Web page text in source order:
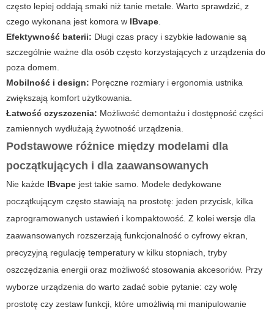
często lepiej oddają smaki niż tanie metale. Warto sprawdzić, z
czego wykonana jest komora w IBvape.
Efektywność baterii: Długi czas pracy i szybkie ładowanie są
szczególnie ważne dla osób często korzystających z urządzenia do
poza domem.
Mobilność i design: Poręczne rozmiary i ergonomia ustnika
zwiększają komfort użytkowania.
Łatwość czyszczenia: Możliwość demontażu i dostępność części
zamiennych wydłużają żywotność urządzenia.
Podstawowe różnice między modelami dla
początkujących i dla zaawansowanych
Nie każde IBvape jest takie samo. Modele dedykowane
początkującym często stawiają na prostotę: jeden przycisk, kilka
zaprogramowanych ustawień i kompaktowość. Z kolei wersje dla
zaawansowanych rozszerzają funkcjonalność o cyfrowy ekran,
precyzyjną regulację temperatury w kilku stopniach, tryby
oszczędzania energii oraz możliwość stosowania akcesoriów. Przy
wyborze urządzenia do warto zadać sobie pytanie: czy wolę
prostotę czy zestaw funkcji, które umożliwią mi manipulowanie